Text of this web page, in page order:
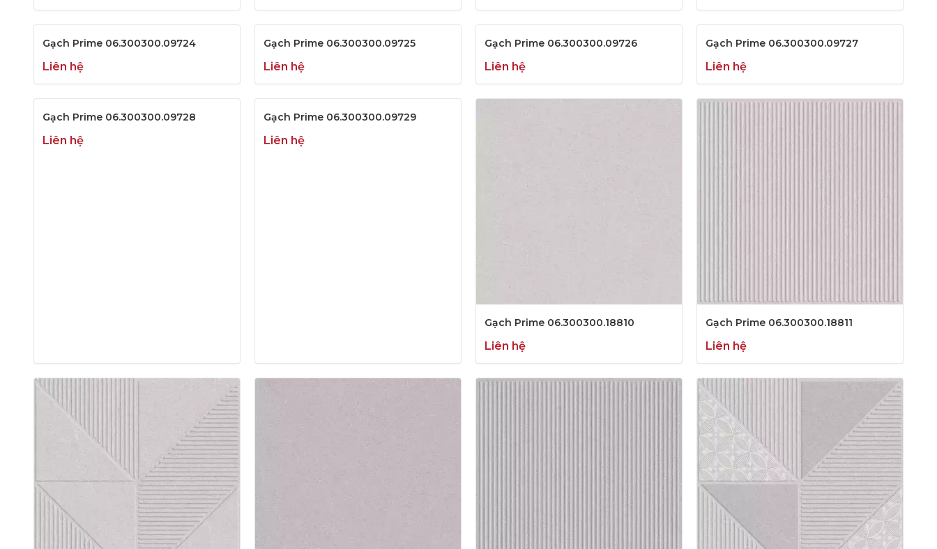
Gạch Prime 06.300300.09724
Liên hệ
Gạch Prime 06.300300.09725
Liên hệ
Gạch Prime 06.300300.09726
Liên hệ
Gạch Prime 06.300300.09727
Liên hệ
Gạch Prime 06.300300.09728
Liên hệ
Gạch Prime 06.300300.09729
Liên hệ
Gạch Prime 06.300300.18810
Liên hệ
Gạch Prime 06.300300.18811
Liên hệ